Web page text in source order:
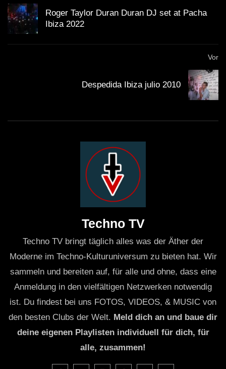
Roger Taylor Duran Duran DJ set at Pacha
Ibiza 2022
Vor
Despedida Ibiza julio 2010
Techno TV
Techno TV bringt täglich alles was der Äther der
Moderne im Techno-Kulturuniversum zu bieten hat. Wir
sammeln und bereiten auf, für alle und ohne, dass eine
Anmeldung in den vielfältigen Netzwerken notwendig
ist. Du findest bei uns FOTOS, VIDEOS, & MUSIC von
den besten Clubs der Welt. Meld dich an und baue dir
deine eigenen Playlisten individuell für dich, für
alle, zusammen!